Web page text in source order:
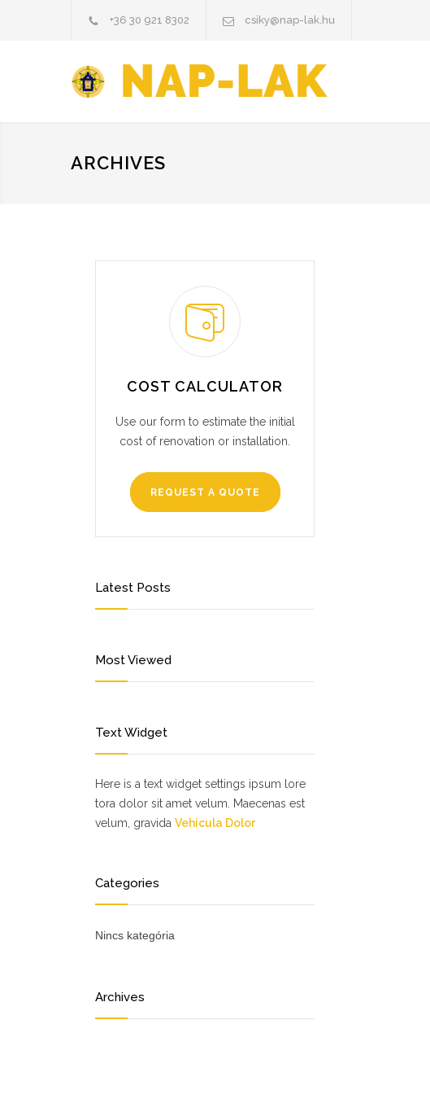
+36 30 921 8302 csiky@nap-lak.hu
ARCHIVES
COST CALCULATOR
Use our form to estimate the initial
cost of renovation or installation.
REQUEST A QUOTE
Latest Posts
Most Viewed
Text Widget
Here is a text widget settings ipsum lore
tora dolor sit amet velum. Maecenas est
velum, gravida Vehicula Dolor
Categories
Nincs kategória
Archives